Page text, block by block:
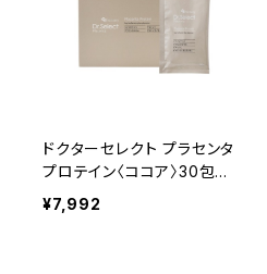
ドクターセレクト プラセンタ
プロテイン〈ココア〉30包入
り
¥7,992